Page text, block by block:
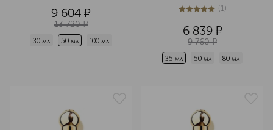
9 604 ¤
13 720 ¤
30 мл 50 мл 100 мл
5из 51 (1)
6 839 ¤
9 760 ¤
35 мл 50 мл 80 мл